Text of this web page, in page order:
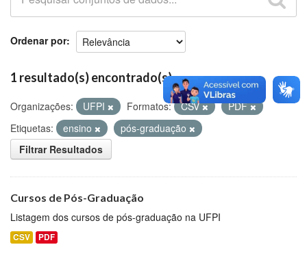
Ordenar por
1 resultado(s) encontrado(s)
Organizações: UFPI Formatos: CSV
PDF
Etiquetas:
ensino
pós-graduação
Filtrar Resultados
Cursos de Pós-Graduação
Listagem dos cursos de pós-graduação na UFPI
CSV PDF